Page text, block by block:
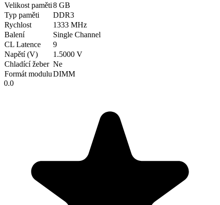
Velikost paměti8 GB
Typ paměti
DDR3
Rychlost
1333 MHz
Balení
Single Channel
CL Latence
9
Napětí (V)
1.5000 V
Chladící žeber Ne
Formát moduluDIMM
0.0